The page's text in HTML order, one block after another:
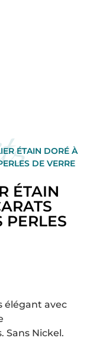
ÉTAIN DORÉ À
DE VERRE
ÉTAIN
PERLES
élégant avec
Sans Nickel.